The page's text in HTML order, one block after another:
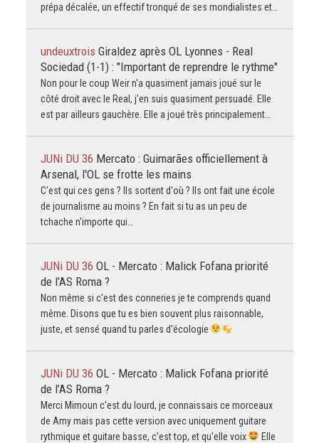
prépa décalée, un effectif tronqué de ses mondialistes et…
undeuxtrois Giraldez après OL Lyonnes - Real
Sociedad (1-1) : "Important de reprendre le rythme"
Non pour le coup Weir n'a quasiment jamais joué sur le
côté droit avec le Real, j'en suis quasiment persuadé. Elle
est par ailleurs gauchère. Elle a joué très principalement…
JUNi DU 36 Mercato : Guimarães officiellement à
Arsenal, l'OL se frotte les mains
C'est qui ces gens ? Ils sortent d'où ? Ils ont fait une école
de journalisme au moins ? En fait si tu as un peu de
tchache n'importe qui…
JUNi DU 36 OL - Mercato : Malick Fofana priorité
de l’AS Roma ?
Non même si c'est des conneries je te comprends quand
même. Disons que tu es bien souvent plus raisonnable,
juste, et sensé quand tu parles d'écologie
JUNi DU 36 OL - Mercato : Malick Fofana priorité
de l’AS Roma ?
Merci Mimoun c'est du lourd, je connaissais ce morceaux
de Amy mais pas cette version avec uniquement guitare
rythmique et guitare basse, c'est top, et qu'elle voix
Elle